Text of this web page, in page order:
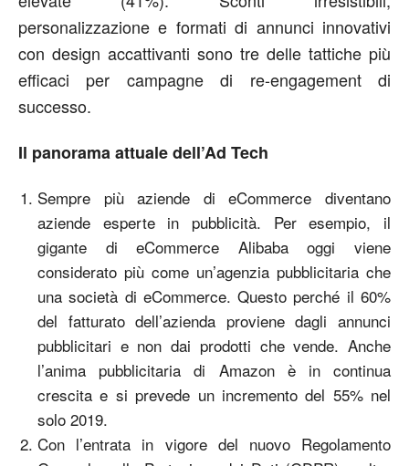
personalizzazione e formati di annunci innovativi
con design accattivanti sono tre delle tattiche più
efficaci per campagne di re-engagement di
successo.
Il panorama attuale dell’Ad Tech
Sempre più aziende di eCommerce diventano
aziende esperte in pubblicità. Per esempio, il
gigante di eCommerce Alibaba oggi viene
considerato più come un’agenzia pubblicitaria che
una società di eCommerce. Questo perché il 60%
del fatturato dell’azienda proviene dagli annunci
pubblicitari e non dai prodotti che vende. Anche
l’anima pubblicitaria di Amazon è in continua
crescita e si prevede un incremento del 55% nel
solo 2019.
Con l’entrata in vigore del nuovo Regolamento